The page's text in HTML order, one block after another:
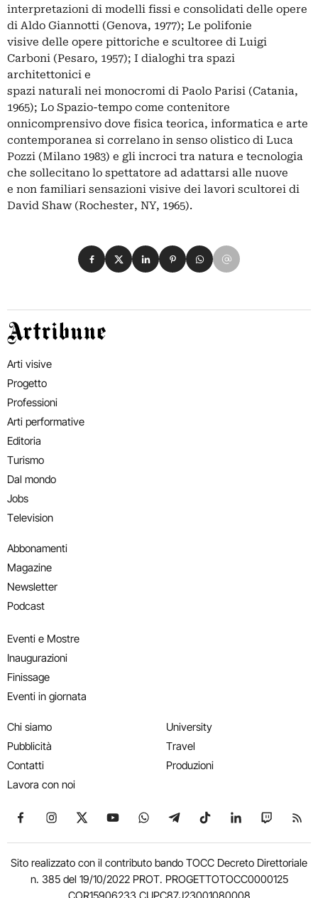
interpretazioni di modelli fissi e consolidati delle opere
di Aldo Giannotti (Genova, 1977); Le polifonie
visive delle opere pittoriche e scultoree di Luigi
Carboni (Pesaro, 1957); I dialoghi tra spazi
architettonici e
spazi naturali nei monocromi di Paolo Parisi (Catania,
1965); Lo Spazio-tempo come contenitore
onnicomprensivo dove fisica teorica, informatica e arte
contemporanea si correlano in senso olistico di Luca
Pozzi (Milano 1983) e gli incroci tra natura e tecnologia
che sollecitano lo spettatore ad adattarsi alle nuove
e non familiari sensazioni visive dei lavori scultorei di
David Shaw (Rochester, NY, 1965).
Condividi su Facebook
Condividi su X
Condividi su LinkedIn
Condividi su Pinterest
Condividi su WhatsApp
Condividi su Email
Artribune
Arti visive
Progetto
Professioni
Arti performative
Editoria
Turismo
Dal mondo
Jobs
Television
Abbonamenti
Magazine
Newsletter
Podcast
Eventi e Mostre
Inaugurazioni
Finissage
Eventi in giornata
Chi siamo
Pubblicità
Contatti
Lavora con noi
University
Travel
Produzioni
Seguici su Facebook
Seguici su Instagram
Seguici su X
Seguici su YouTube
Seguici su WhatsApp
Seguici su Telegram
Seguici su TikTok
Seguici su
Seguici
Sito realizzato con il contributo bando TOCC Decreto Direttoriale
n. 385 del 19/10/2022 PROT. PROGETTOTOCC0000125